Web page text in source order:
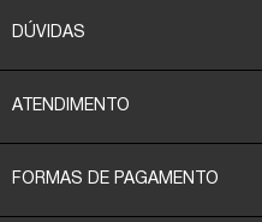
DÚVIDAS
ATENDIMENTO
FORMAS DE PAGAMENTO